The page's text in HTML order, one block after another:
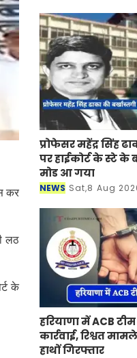
कर
लठ
के
ही उनकी ड्राफ्टिंग ए
प्रोफेसर महेंद्र सिंह
पर हाईकोर्ट के स्टे
मोड आ गया
NEWS Sat,8 Aug
हरियाणा में ACB
कार्रवाई, रिश्वत
हाथों गिरफ्तार